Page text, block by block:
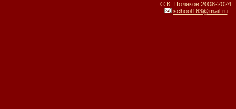
© К. Поляков 2008-2024
school163@mail.ru